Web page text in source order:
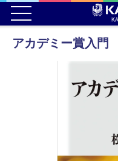
アカデミー賞入門